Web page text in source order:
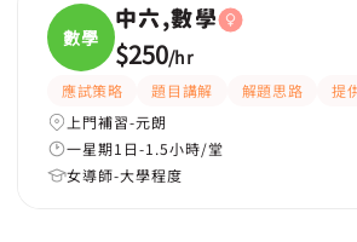
數學
中六,數學
$250/hr
應試策略 題目講解 解題思路
提
上門補習-元朗
一星期1日-1.5小時/堂
女導師-大學程度